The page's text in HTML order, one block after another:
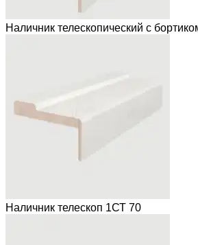
Наличник телескопический с
Наличник телескоп 1СТ 70